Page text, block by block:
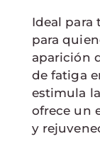
Ideal para
para
aparición
de fatiga
estimula
ofrece un
y